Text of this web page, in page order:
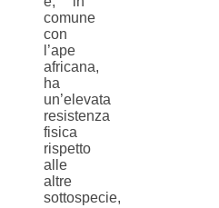
comune
con
l’ape
africana,
ha
un’elevata
resistenza
fisica
rispetto
alle
altre
sottospecie,